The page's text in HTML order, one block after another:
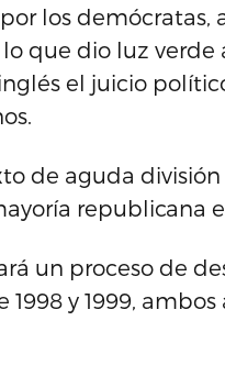
los demócratas,
que dio luz verde
el juicio
de aguda división
republicana
un proceso de
y 1999,